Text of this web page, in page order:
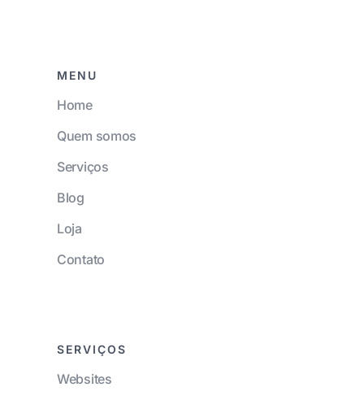
MENU
Home
Quem somos
Serviços
Blog
Loja
Contato
SERVIÇOS
Websites